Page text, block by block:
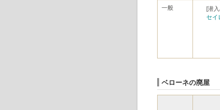
一般
[潜
セイ
ベローネの廃屋